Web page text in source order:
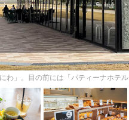
わ」。目の前には「パティーナホテル